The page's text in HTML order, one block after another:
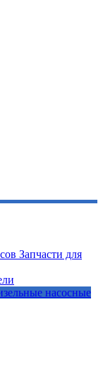
Запчасти для
насосные